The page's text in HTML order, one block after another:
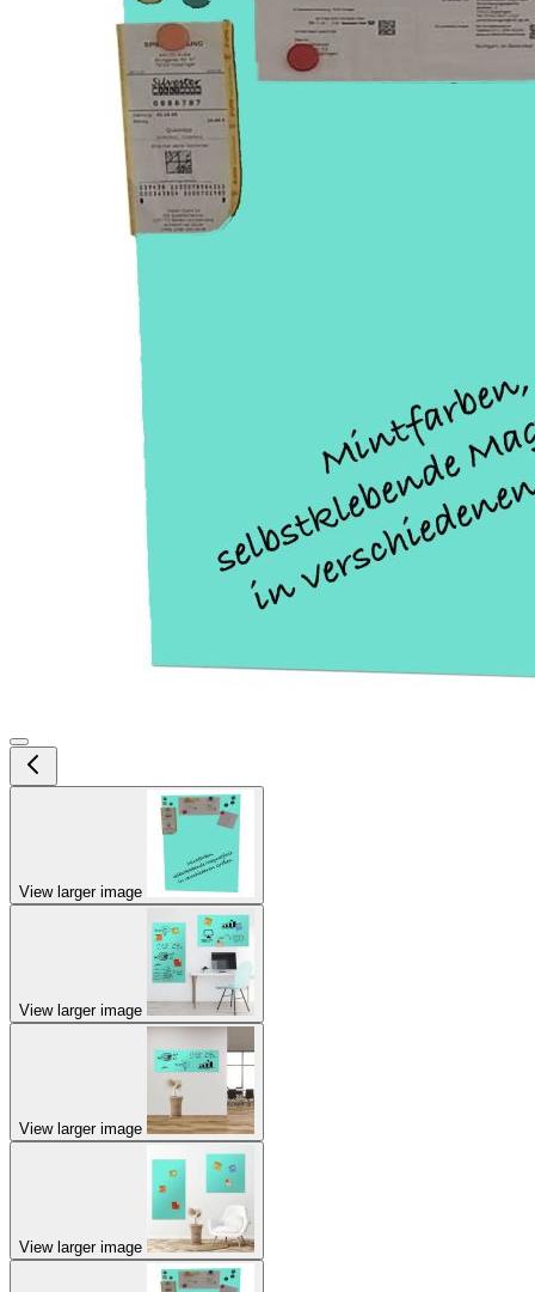
View larger image
View larger image
View larger image
View larger image